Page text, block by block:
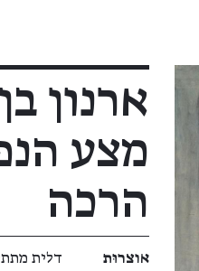
ארנון
מצע
הרכה
אוצרוּת
דלית